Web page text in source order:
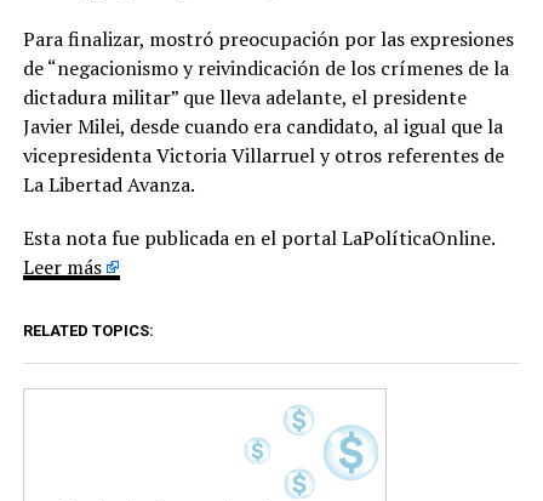
Para finalizar, mostró preocupación por las expresiones
de “negacionismo y reivindicación de los crímenes de la
dictadura militar” que lleva adelante, el presidente
Javier Milei, desde cuando era candidato, al igual que la
vicepresidenta Victoria Villarruel y otros referentes de
La Libertad Avanza.
Esta nota fue publicada en el portal LaPolíticaOnline.
Leer más
RELATED TOPICS: